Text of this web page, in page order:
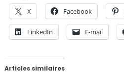
X Facebook
LinkedIn E-mail
Articles similaires